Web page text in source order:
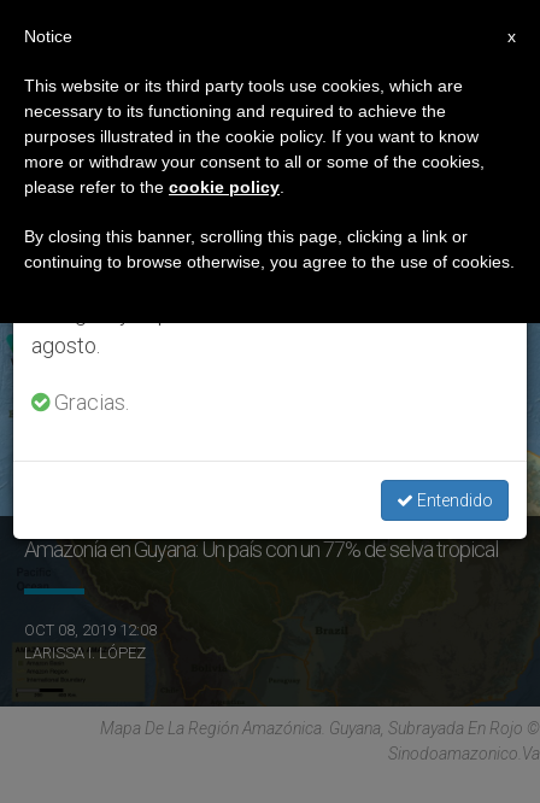
ETIQUETA
Posts Tagged
‘hinduistas’
ÚLTIMAS NOTICIAS
Amazonía en Guyana: Un país con un 77% de selva tropical
OCT 08, 2019 12:08
LARISSA I. LÓPEZ
Mapa De La Región Amazónica. Guyana, Subrayada En Rojo ©
Sinodoamazonico.va
×
Aviso importante
Del 27 de julio al 7 de agosto haremos la pausa
anual, aprovechando que en el periodo de verano
se generan menos informaciones y también el
agosto.
Gracias.
Entendido
x
Notice
This website or its third party tools use cookies, which are
necessary to its functioning and required to achieve the
purposes illustrated in the cookie policy. If you want to know
more or withdraw your consent to all or some of the cookies,
please refer to the cookie policy
By closing this banner, scrolling this page, clicking a link or
continuing to browse otherwise, you agree to the use of cookies.